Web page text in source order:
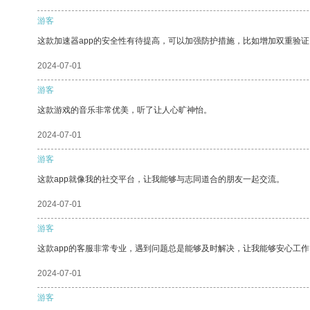
游客
这款加速器app的安全性有待提高，可以加强防护措施，比如增加双重验
2024-07-01
游客
这款游戏的音乐非常优美，听了让人心旷神怡。
2024-07-01
游客
这款app就像我的社交平台，让我能够与志同道合的朋友一起交流。
2024-07-01
游客
这款app的客服非常专业，遇到问题总是能够及时解决，让我能够安心工
2024-07-01
游客